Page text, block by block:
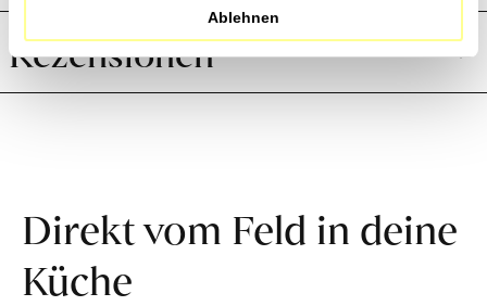
Ablehnen
Rezensionen
Direkt vom Feld in deine
Küche